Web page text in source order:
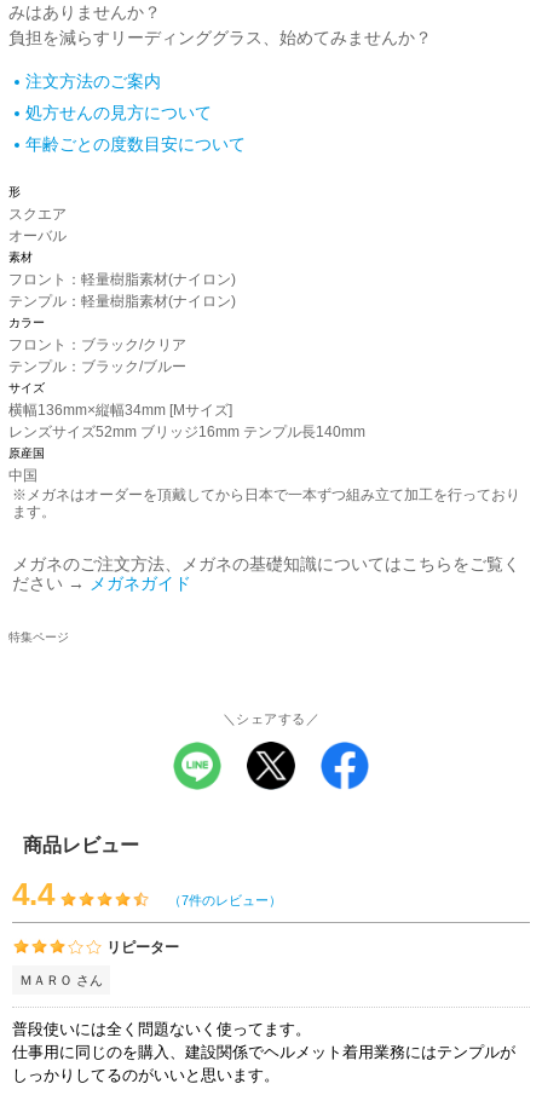
みはありませんか？
負担を減らすリーディンググラス、始めてみませんか？
注文方法のご案内
処方せんの見方について
年齢ごとの度数目安について
形
スクエア
オーバル
素材
フロント：軽量樹脂素材(ナイロン)
テンプル：軽量樹脂素材(ナイロン)
カラー
フロント：ブラック/クリア
テンプル：ブラック/ブルー
サイズ
横幅136mm×縦幅34mm [Mサイズ]
レンズサイズ52mm ブリッジ16mm テンプル長140mm
原産国
中国
※メガネはオーダーを頂戴してから日本で一本ずつ組み立て加工を行っており
ます。
メガネのご注文方法、メガネの基礎知識についてはこちらをご覧く
ださい →
メガネガイド
特集ページ
＼シェアする／
商品レビュー
4.4 （7件のレビュー）
リピーター
ＭＡＲＯ さん
普段使いには全く問題ないく使ってます。
仕事用に同じのを購入、建設関係でヘルメット着用業務にはテンプルが
しっかりしてるのがいいと思います。